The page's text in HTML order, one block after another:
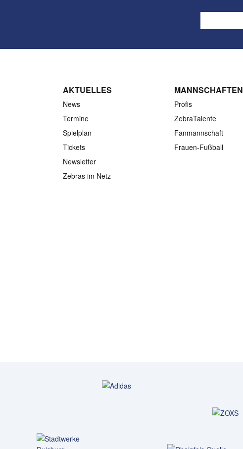
AKTUELLES
News
Termine
Spielplan
Tickets
Newsletter
Zebras im Netz
MANNSCHAFTEN
Profis
ZebraTalente
Fanmannschaft
Frauen-Fußball